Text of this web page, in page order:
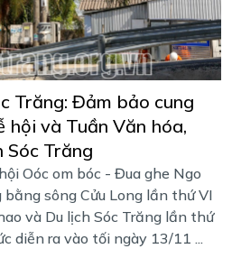
Trăng: Đảm bảo cung
hội và Tuần Văn hóa,
Trăng
Oóc om bóc - Đua ghe Ngo
bằng sông Cửu Long lần thứ VI
và Du lịch Sóc Trăng lần thứ
diễn ra vào tối ngày 13/11 ...